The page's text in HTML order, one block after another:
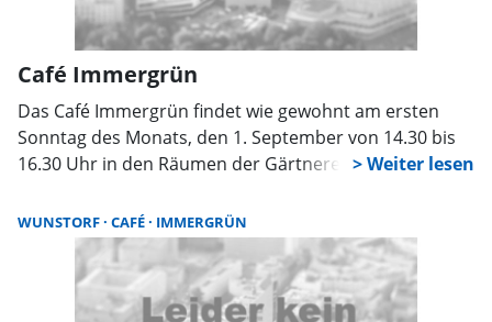
Café Immergrün
Das Café Immergrün findet wie gewohnt am ersten
Sonntag des Monats, den 1. September von 14.30 bis
16.30 Uhr in den Räumen der Gärtnerei Steigert,
Hospiz- und Palliativ- Beratungsdienstes DASEIN laden
wieder zu hausgemachtem Kuchen, Kaffee aus fairem
Handel und Gesprächen ein. Weitere Informationen im
Hospizbüro unter 05031/9490300.
WUNSTORF CAFÉ IMMERGRÜN